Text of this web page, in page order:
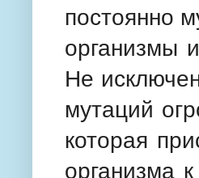
постоянно
организмы
Не
мутаций
которая
организма